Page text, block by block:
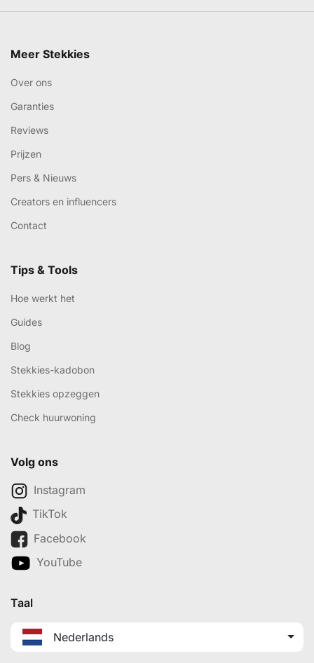
Meer Stekkies
Over ons
Garanties
Reviews
Prijzen
Pers & Nieuws
Creators en influencers
Contact
Tips & Tools
Hoe werkt het
Guides
Blog
Stekkies-kadobon
Stekkies opzeggen
Check huurwoning
Volg ons
Instagram
TikTok
Facebook
YouTube
Taal
Nederlands